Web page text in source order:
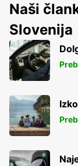
Naši
Slovenija